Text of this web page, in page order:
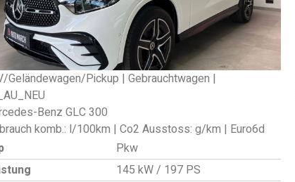
Geländewagen/Pickup | Gebrauchtwagen |
Benz GLC 300
komb.: l/100km | Co2 Ausstoss: g/km | Euro6d
Pkw
145 kW / 197 PS